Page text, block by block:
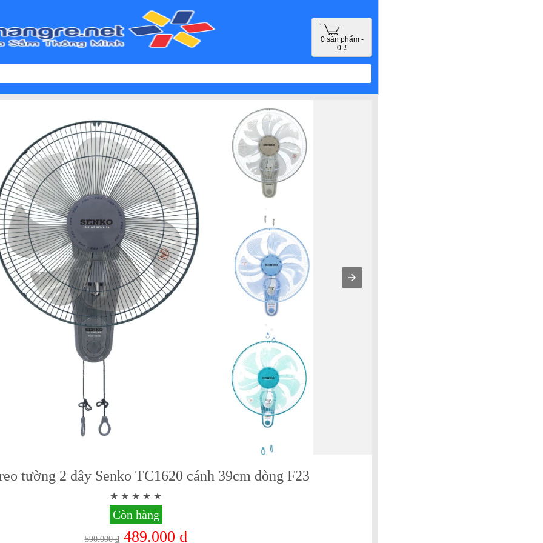
0 sản phẩm -
0 ₫
tường 2 dây Senko TC1620 cánh 39cm dòng F23
Còn hàng
590.000 ₫489.000 ₫